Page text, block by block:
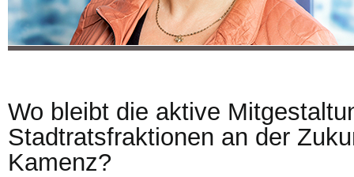
Wo bleibt die aktive
Stadtratsfraktionen an der
Kamenz?